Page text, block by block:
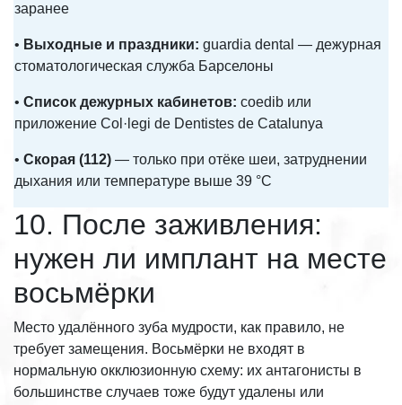
заранее
• Выходные и праздники: guardia dental — дежурная
стоматологическая служба Барселоны
• Список дежурных кабинетов: coedib или
приложение Col·legi de Dentistes de Catalunya
• Скорая (112) — только при отёке шеи, затруднении
дыхания или температуре выше 39 °С
10. После заживления:
нужен ли имплант на месте
восьмёрки
Место удалённого зуба мудрости, как правило, не
требует замещения. Восьмёрки не входят в
нормальную окклюзионную схему: их антагонисты в
большинстве случаев тоже будут удалены или